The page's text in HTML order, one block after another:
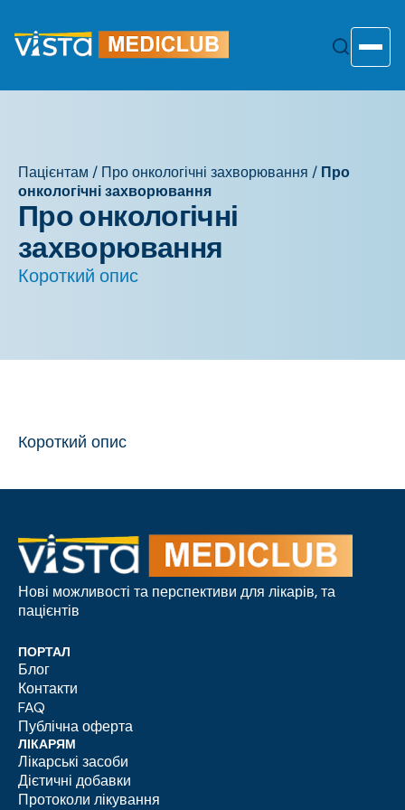
змісту
Пацієнтам / Про онкологічні захворювання / Про
онкологічні захворювання
Про онкологічні
захворювання
Короткий опис
Короткий опис
Нові можливості та перспективи для лікарів, та
пацієнтів
ПОРТАЛ
Блог
Контакти
FAQ
Публічна оферта
ЛІКАРЯМ
Лікарські засоби
Дієтичні добавки
Протоколи лікування